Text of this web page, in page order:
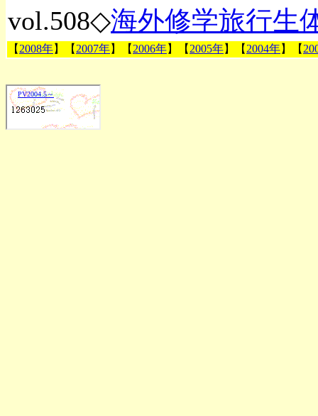
vol.508◇海外修学旅行生
【 2008年】【 2007年】【 2006年】【 2005年】【 2004年】【